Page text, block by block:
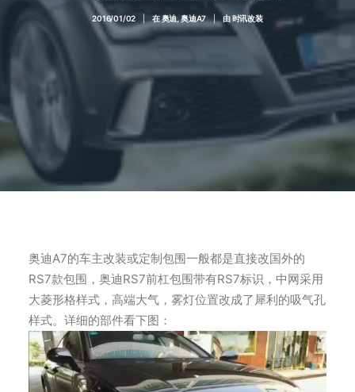
2016/01/02 在奥迪,奥迪A7 | 由时讯改装
奥迪A7的车主改装或定制包围一般都是直接改国外的
RS7款包围，奥迪RS7前杠包围带有RS7标识，中网采用
大菱形格样式，高端大气，雾灯位置改成了犀利的吸气孔
样式。详细的部件看下图：